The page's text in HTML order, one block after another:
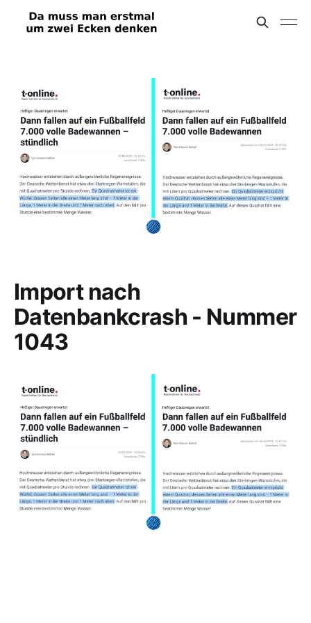
Import nach
Datenbankcrash - Nummer
1043